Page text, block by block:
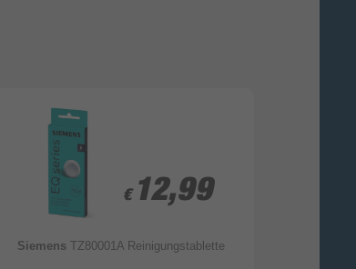
€ 12,99
€ 12,99
Siemens TZ80001A Reinigungstablette